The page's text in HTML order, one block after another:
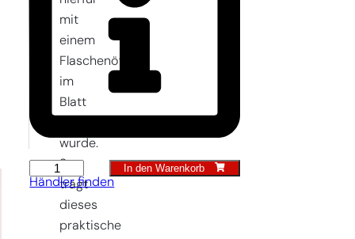
Pflanzkelle
quantity
In den Warenkorb
Händler finden
mit
einem
Flaschenöffner
im
Blatt
wurde.
So
trägt
dieses
praktische